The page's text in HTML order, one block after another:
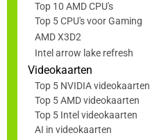
Top 10 AMD CPU's
Top 5 CPU's voor Gaming
AMD X3D2
Intel arrow lake refresh
Videokaarten
Top 5 NVIDIA videokaarten
Top 5 AMD videokaarten
Top 5 Intel videokaarten
AI in videokaarten